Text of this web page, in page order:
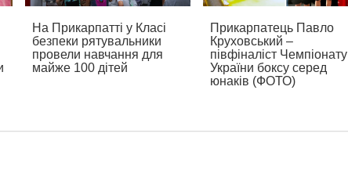
На Прикарпатті у Класі
безпеки рятувальники
провели навчання для
майже 100 дітей
Прикарпатець Павло
Круховський –
півфіналіст Чемпіонату
України боксу серед
юнаків (ФОТО)